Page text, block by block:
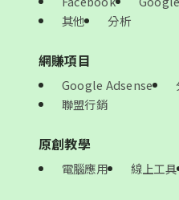
其他
分析
網賺項目
Google Adsense
聯盟行銷
原創教學
電腦應用 線上工具